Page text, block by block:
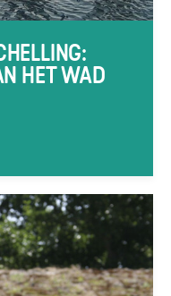
HET WAD